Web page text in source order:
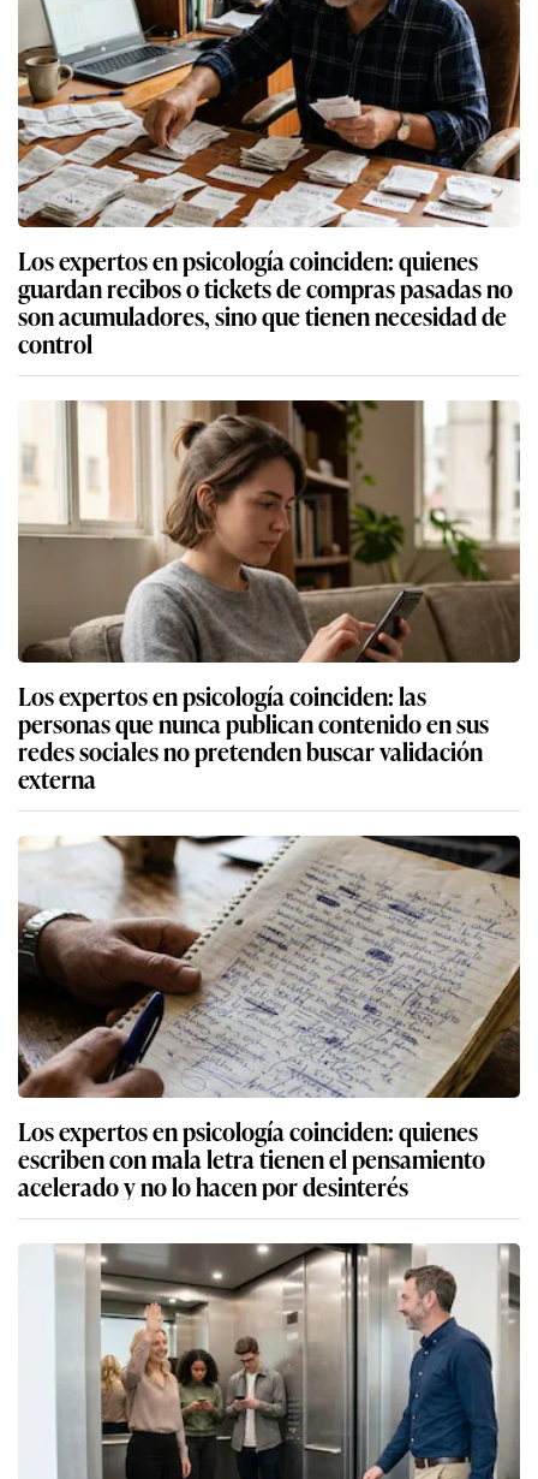
Los expertos en psicología coinciden: quienes
guardan recibos o tickets de compras pasadas no
son acumuladores, sino que tienen necesidad de
control
Los expertos en psicología coinciden: las
personas que nunca publican contenido en sus
redes sociales no pretenden buscar validación
externa
Los expertos en psicología coinciden: quienes
escriben con mala letra tienen el pensamiento
acelerado y no lo hacen por desinterés